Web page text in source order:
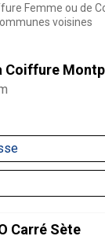
Femme ou de
voisines
Coiffure
Carré Sète